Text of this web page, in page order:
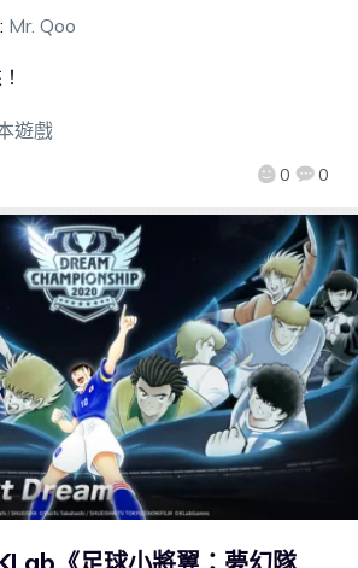
Mr. Qoo
0 0
遊戲